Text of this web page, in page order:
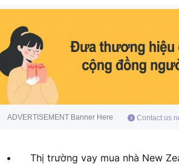
ADVERTISEMENT Banner Here Contact us
•
Thị trường vay mua nhà New